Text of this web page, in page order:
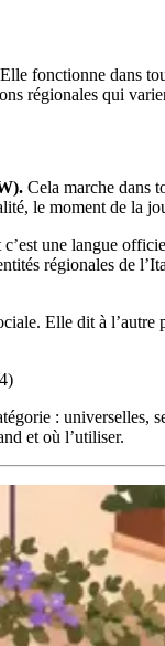
fonctionne dans
régionales qui
Cela marche dans
le moment de la
une langue
régionales de
Elle dit à
:
et où l’utiliser.